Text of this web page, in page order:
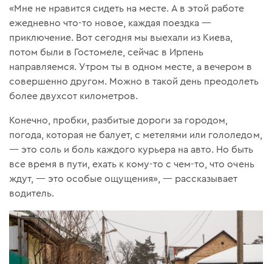
«Мне не нравится сидеть на месте. А в этой работе
ежедневно что-то новое, каждая поездка —
приключение. Вот сегодня мы выехали из Киева,
потом были в Гостомеле, сейчас в Ирпень
направляемся. Утром ты в одном месте, а вечером в
совершенно другом. Можно в такой день преодолеть
более двухсот километров.
Конечно, пробки, разбитые дороги за городом,
погода, которая не балует, с метелями или гололедом,
— это соль и боль каждого курьера на авто. Но быть
все время в пути, ехать к кому-то с чем-то, что очень
ждут, — это особые ощущения», — рассказывает
водитель.